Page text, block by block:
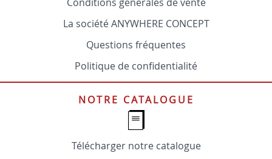
La société ANYWHERE CONCEPT
Questions fréquentes
Politique de confidentialité
NOTRE CATALOGUE
Télécharger notre catalogue